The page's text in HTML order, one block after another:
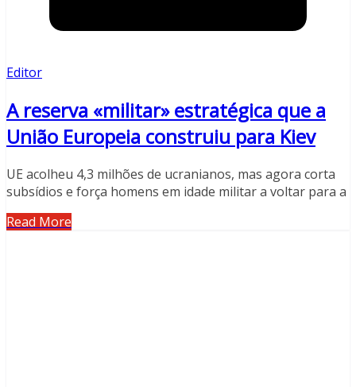
Editor
A reserva «militar» estratégica que a
União Europeia construiu para Kiev
UE acolheu 4,3 milhões de ucranianos, mas agora corta
subsídios e força homens em idade militar a voltar para a
Read More